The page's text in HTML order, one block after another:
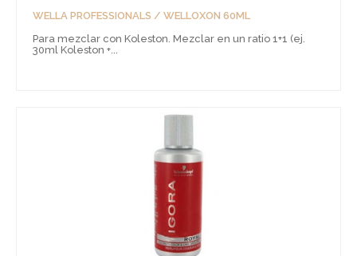
WELLA PROFESSIONALS / WELLOXON 60ML
Para mezclar con Koleston. Mezclar en un ratio 1+1 (ej.
30ml Koleston +...